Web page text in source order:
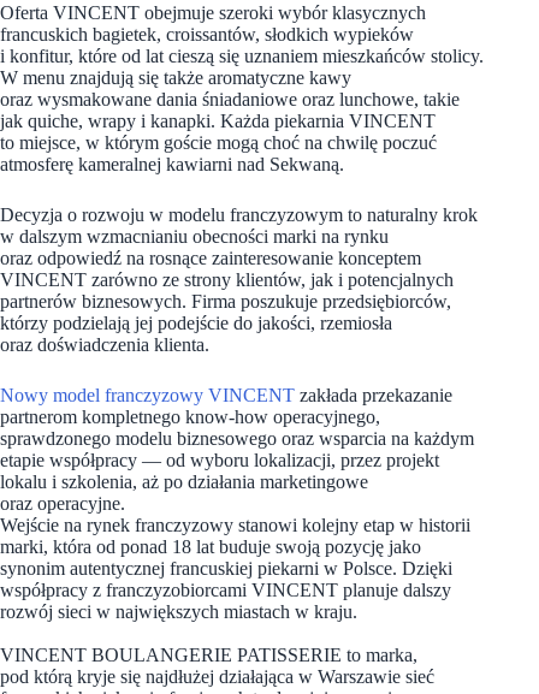
Oferta VINCENT obejmuje szeroki wybór klasycznych
francuskich bagietek, croissantów, słodkich wypieków
i konfitur, które od lat cieszą się uznaniem mieszkańców stolicy.
W menu znajdują się także aromatyczne kawy
oraz wysmakowane dania śniadaniowe oraz lunchowe, takie
jak quiche, wrapy i kanapki. Każda piekarnia VINCENT
to miejsce, w którym goście mogą choć na chwilę poczuć
atmosferę kameralnej kawiarni nad Sekwaną.
Decyzja o rozwoju w modelu franczyzowym to naturalny krok
w dalszym wzmacnianiu obecności marki na rynku
oraz odpowiedź na rosnące zainteresowanie konceptem
VINCENT zarówno ze strony klientów, jak i potencjalnych
partnerów biznesowych. Firma poszukuje przedsiębiorców,
którzy podzielają jej podejście do jakości, rzemiosła
oraz doświadczenia klienta.
Nowy model franczyzowy VINCENT zakłada przekazanie
partnerom kompletnego know-how operacyjnego,
sprawdzonego modelu biznesowego oraz wsparcia na każdym
etapie współpracy — od wyboru lokalizacji, przez projekt
lokalu i szkolenia, aż po działania marketingowe
oraz operacyjne.
Wejście na rynek franczyzowy stanowi kolejny etap w historii
marki, która od ponad 18 lat buduje swoją pozycję jako
synonim autentycznej francuskiej piekarni w Polsce. Dzięki
współpracy z franczyzobiorcami VINCENT planuje dalszy
rozwój sieci w największych miastach w kraju.
VINCENT BOULANGERIE PATISSERIE to marka,
pod którą kryje się najdłużej działająca w Warszawie sieć